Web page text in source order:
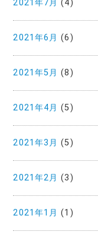
2021年7月 (4)
2021年6月 (6)
2021年5月 (8)
2021年4月 (5)
2021年3月 (5)
2021年2月 (3)
2021年1月 (1)